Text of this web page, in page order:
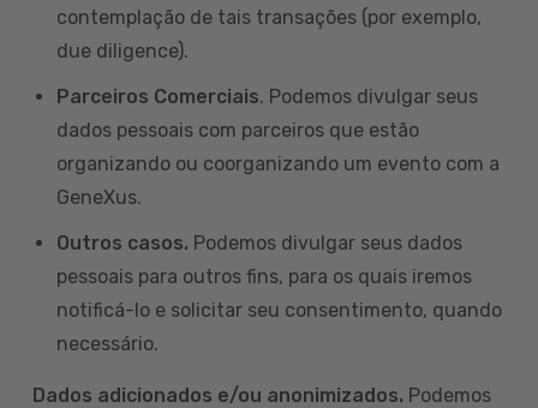
contemplação de tais transações (por exemplo,
due diligence).
Parceiros Comerciais. Podemos divulgar seus
dados pessoais com parceiros que estão
organizando ou coorganizando um evento com a
GeneXus.
Outros casos. Podemos divulgar seus dados
pessoais para outros fins, para os quais iremos
notificá-lo e solicitar seu consentimento, quando
necessário.
Dados adicionados e/ou anonimizados. Podemos